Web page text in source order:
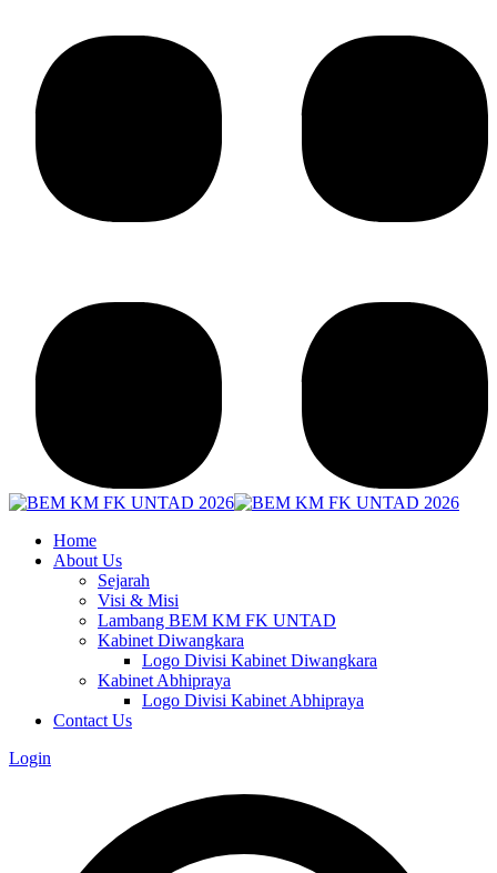
Home
About Us
Sejarah
Visi & Misi
Lambang BEM KM FK UNTAD
Kabinet Diwangkara
Logo Divisi Kabinet Diwangkara
Kabinet Abhipraya
Logo Divisi Kabinet Abhipraya
Contact Us
Login